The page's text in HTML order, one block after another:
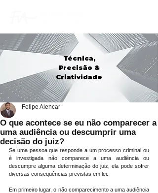
Técnica,
Precisão &
Criatividade
O que acontece se eu não comparecer a
uma audiência ou descumprir uma
decisão do juiz?
Felipe Alencar
Se uma pessoa que responde a um processo criminal ou
é investigada não comparece a uma audiência ou
descumpre alguma determinação do juiz, ela pode sofrer
diversas consequências previstas em lei.
Em primeiro lugar, o não comparecimento a uma audiência